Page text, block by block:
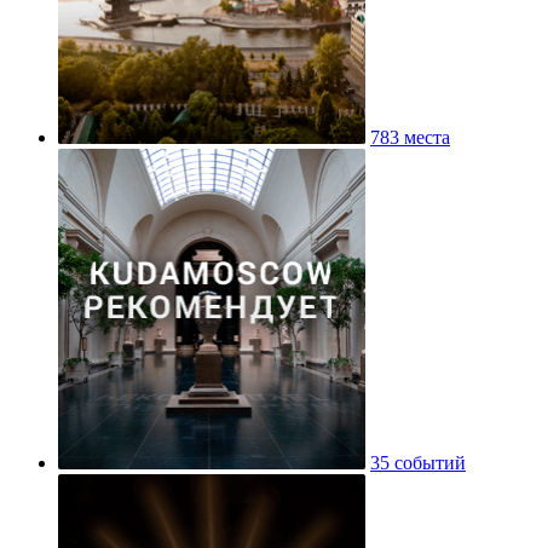
783 места
35 событий